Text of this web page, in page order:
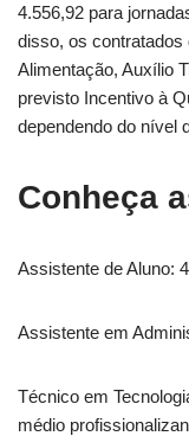
4.556,92 para
disso, os
Alimentação, Auxílio
previsto Incentivo à
dependendo do nível
Conheça
Assistente de Aluno:
Assistente em
Técnico em
médio